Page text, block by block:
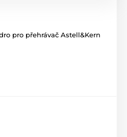
pro přehrávač Astell&Kern